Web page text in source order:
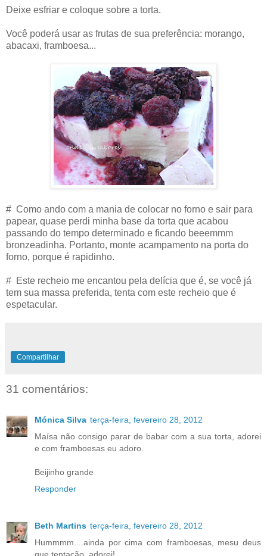
Deixe esfriar e coloque sobre a torta.
Você poderá usar as frutas de sua preferência: morango,
abacaxi, framboesa...
# Como ando com a mania de colocar no forno e sair para
papear, quase perdi minha base da torta que acabou
passando do tempo determinado e ficando beeemmm
bronzeadinha. Portanto, monte acampamento na porta do
forno, porque é rapidinho.
# Este recheio me encantou pela delícia que é, se você já
tem sua massa preferida, tenta com este recheio que é
espetacular.
Compartilhar
31 comentários:
Mónica Silva terça-feira, fevereiro 28, 2012
Maísa não consigo parar de babar com a sua torta, adorei
e com framboesas eu adoro.
Beijinho grande
Responder
Beth Martins terça-feira, fevereiro 28, 2012
Hummmm....ainda por cima com framboesas, mesu deus